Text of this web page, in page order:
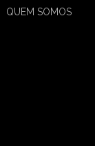
QUEM SOMOS